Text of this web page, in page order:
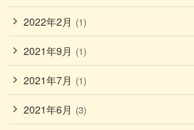
2022年2月 (1)
2021年9月 (1)
2021年7月 (1)
2021年6月 (3)